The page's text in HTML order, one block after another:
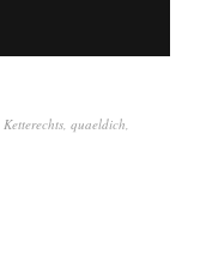
Ketterechts, quaeldich,